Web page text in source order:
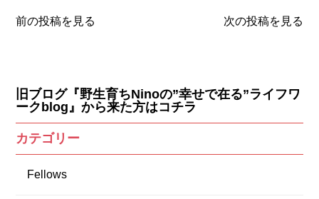
前の投稿を見る 次の投稿を見る
旧ブログ『野生育ちNinoの”幸せで在る”ライフワ
ークblog』から来た方はコチラ
カテゴリー
Fellows